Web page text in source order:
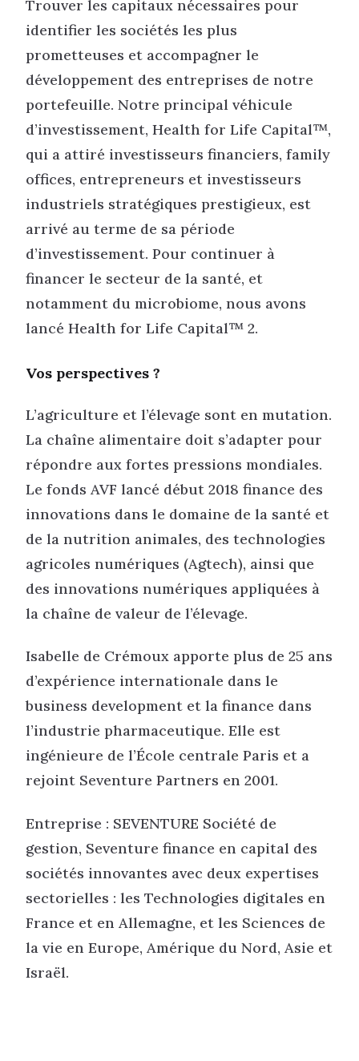
Trouver les capitaux nécessaires pour
identifier les sociétés les plus
prometteuses et accompagner le
développement des entreprises de notre
portefeuille. Notre principal véhicule
d’investissement, Health for Life Capital™,
qui a attiré investisseurs financiers, family
offices, entrepreneurs et investisseurs
industriels stratégiques prestigieux, est
arrivé au terme de sa période
d’investissement. Pour continuer à
financer le secteur de la santé, et
notamment du microbiome, nous avons
lancé Health for Life Capital™ 2.
Vos perspectives ?
L’agriculture et l’élevage sont en mutation.
La chaîne alimentaire doit s’adapter pour
répondre aux fortes pressions mondiales.
Le fonds AVF lancé début 2018 finance des
innovations dans le domaine de la santé et
de la nutrition animales, des technologies
agricoles numériques (Agtech), ainsi que
des innovations numériques appliquées à
la chaîne de valeur de l’élevage.
Isabelle de Crémoux apporte plus de 25 ans
d’expérience internationale dans le
business development et la finance dans
l’industrie pharmaceutique. Elle est
ingénieure de l’École centrale Paris et a
rejoint Seventure Partners en 2001.
Entreprise : SEVENTURE Société de
gestion, Seventure finance en capital des
sociétés innovantes avec deux expertises
sectorielles : les Technologies digitales en
France et en Allemagne, et les Sciences de
la vie en Europe, Amérique du Nord, Asie et
Israël.